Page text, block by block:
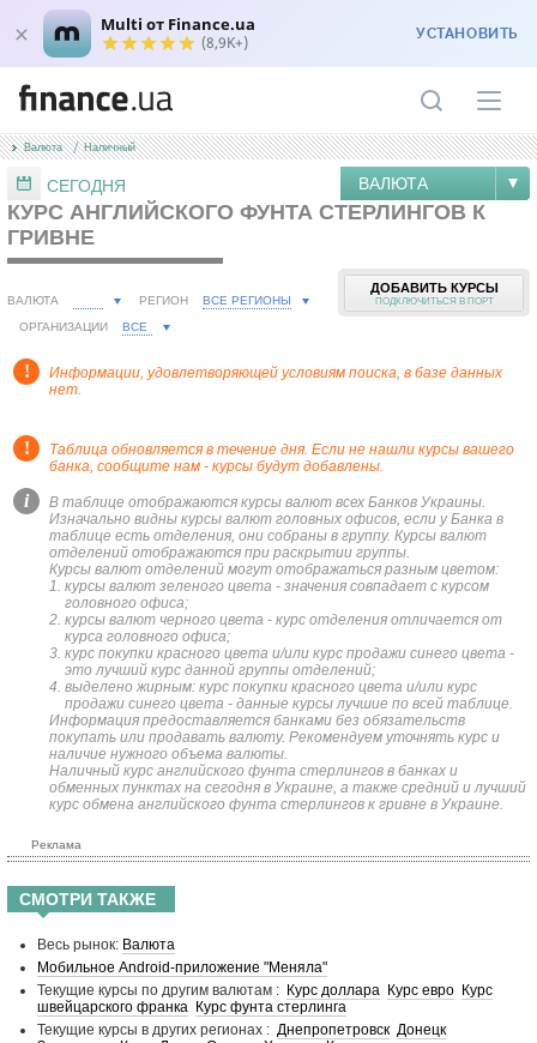
Multi от Finance.ua
(8,9K+) УСТАНОВИТЬ
Валюта Наличный
ВАЛЮТА
СЕГОДНЯ
КУРС АНГЛИЙСКОГО ФУНТА СТЕРЛИНГОВ К
ГРИВНЕ
ДОБАВИТЬ КУРСЫ
ПОДКЛЮЧИТЬСЯ В ПОРТ
ВАЛЮТА РЕГИОН ВСЕ РЕГИОНЫ
ОРГАНИЗАЦИИ ВСЕ
!
Информации, удовлетворяющей условиям поиска, в базе данных
нет.
!
Таблица обновляется в течение дня. Если не нашли курсы вашего
банка, сообщите нам - курсы будут добавлены.
i
В таблице отображаются курсы валют всех Банков Украины.
Изначально видны курсы валют головных офисов, если у Банка в
таблице есть отделения, они собраны в группу. Курсы валют
отделений отображаются при раскрытии группы.
Курсы валют отделений могут отображаться разным цветом:
курсы валют зеленого цвета - значения совпадает с курсом
головного офиса;
курсы валют черного цвета - курс отделения отличается от
курса головного офиса;
курс покупки красного цвета и/или курс продажи синего цвета -
это лучший курс данной группы отделений;
выделено жирным: курс покупки красного цвета и/или курс
продажи синего цвета - данные курсы лучшие по всей таблице.
Информация предоставляется банками без обязательств
покупать или продавать валюту. Рекомендуем уточнять курс и
наличие нужного объема валюты.
Наличный курс английского фунта стерлингов в банках и
обменных пунктах на сегодня в Украине, а также средний и лучший
курс обмена английского фунта стерлингов к гривне в Украине.
Реклама
СМОТРИ ТАКЖЕ
Весь рынок: Валюта
Мобильное Android-приложение "Меняла"
Текущие курсы по другим валютам : Курс доллара Курс евро Курс
швейцарского франка Курс фунта стерлинга
Текущие курсы в других регионах : Днепропетровск Донецк